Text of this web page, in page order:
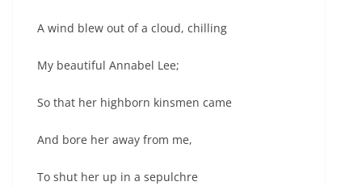
A wind blew out of a cloud, chilling
My beautiful Annabel Lee;
So that her highborn kinsmen came
And bore her away from me,
To shut her up in a sepulchre